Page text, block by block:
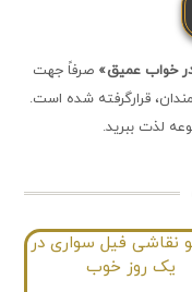
خواب عمیق» صرفاً جهت
قرارگرفته شده است.
لذت ببرید.